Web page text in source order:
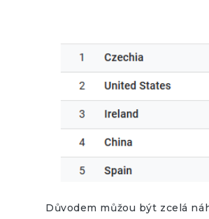
Důvodem můžou být zcelá